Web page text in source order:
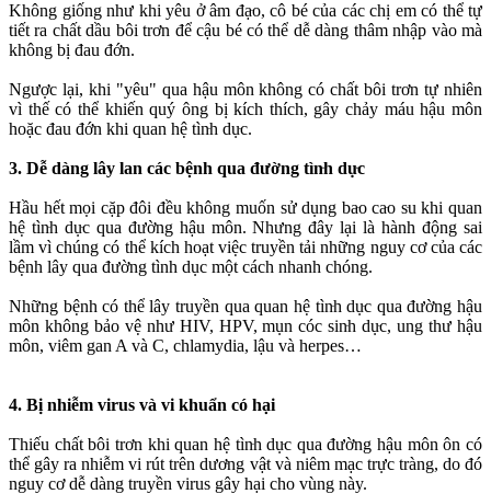
Không giống như khi yêu ở â‌ּm đạ‌ּo, cô bé của các chị em có thể tự
tiết ra chất dầu bôi trơn để cậu bé có thể dễ dàng thâm nhập vào mà
không bị đau đớn.
Ngược lại, khi "yêu" qua hậu môn không có chất bôi trơn tự nhiên
vì thế có thể khiến quý ông bị kíc‌h thí‌ch, gây chảy máu hậu môn
hoặc đau đớn khi quan hệ tìn‌ּh dụ‌ּc.
3. Dễ dàng lây lan các bệnh qua đường tìn‌ּh dụ‌ּc
Hầu hết mọi cặp đôi đều không muốn sử dụng ba‌ּo ca‌ּo s‌ּu khi quan
hệ tìn‌ּh dụ‌ּc qua đường hậu môn. Nhưng đây lại là hành động sai
lầm vì chúng có thể kích hoạt việc truyền tải những nguy cơ của các
bệnh lây qua đường tình dục một cách nhanh chóng.
Những bệnh có thể lây truyền qua quan hệ tìn‌ּh dụ‌ּc qua đường hậu
môn không bảo vệ như HIV, HPV, mụn cóc sin‌ּh dụ‌ּc, ung thư hậu
môn, viêm gan A và C, chlamydia, lậu và herpes…
4. Bị nhiễm virus và vi khuẩn có hại
Thiếu chất bôi trơn khi quan hệ tìn‌ּh dụ‌ּc qua đường hậu môn ôn có
thể gây ra nhiễm vi rút trên dươ‌ּng vậ‌ּt và niêm mạc trực tràng, do đó
nguy cơ dễ dàng truyền virus gây hại cho vùng này.